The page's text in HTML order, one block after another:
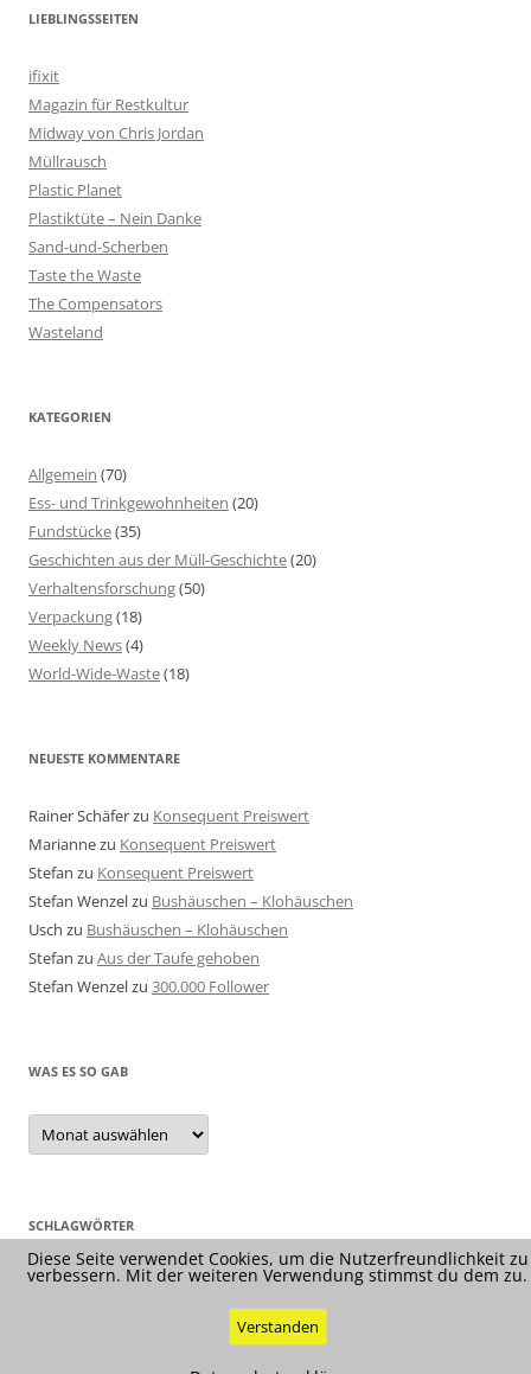
LIEBLINGSSEITEN
ifixit
Magazin für Restkultur
Midway von Chris Jordan
Müllrausch
Plastic Planet
Plastiktüte – Nein Danke
Sand-und-Scherben
Taste the Waste
The Compensators
Wasteland
KATEGORIEN
Allgemein (70)
Ess- und Trinkgewohnheiten (20)
Fundstücke(35)
Geschichten aus der Müll-Geschichte(20)
Verhaltensforschung(50)
Verpackung(18)
Weekly News(4)
World-Wide-Waste(18)
NEUESTE KOMMENTARE
Rainer Schäferzu Konsequent Preiswert
Mariannezu Konsequent Preiswert
Stefan zu Konsequent Preiswert
Stefan Wenzelzu Bushäuschen – Klohäuschen
Usch zu Bushäuschen – Klohäuschen
Stefan zu Aus der Taufe gehoben
Stefan Wenzelzu 300.000 Follower
WAS ES SO GAB
Was
es
so
SCHLAGWÖRTER
Diese Seite verwendet Cookies, um die Nutzerfreundlichkeit zu
verbessern. Mit der weiteren Verwendung stimmst du dem zu.
Verstanden